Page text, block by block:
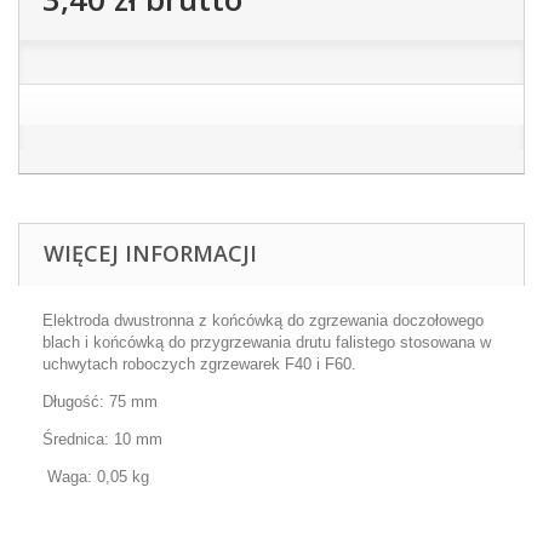
WIĘCEJ INFORMACJI
Elektroda dwustronna z końcówką do zgrzewania doczołowego
blach i końcówką do przygrzewania drutu falistego stosowana w
uchwytach roboczych zgrzewarek F40 i F60.
Długość: 75 mm
Średnica: 10 mm
Waga: 0,05 kg